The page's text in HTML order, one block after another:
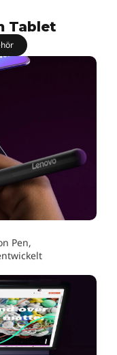
Tablet
Pen,